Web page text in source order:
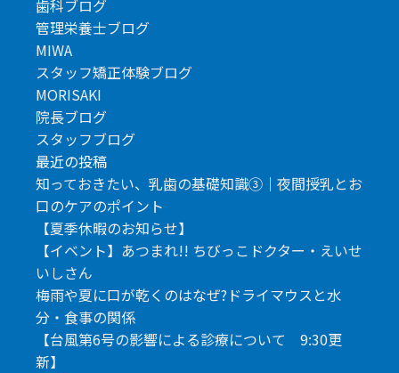
歯科ブログ
管理栄養士ブログ
MIWA
スタッフ矯正体験ブログ
MORISAKI
院長ブログ
スタッフブログ
最近の投稿
知っておきたい、乳歯の基礎知識③｜夜間授乳とお
口のケアのポイント
【夏季休暇のお知らせ】
【イベント】あつまれ!! ちびっこドクター・えいせ
いしさん
梅雨や夏に口が乾くのはなぜ?ドライマウスと水
分・食事の関係
【台風第6号の影響による診療について 9:30更
新】